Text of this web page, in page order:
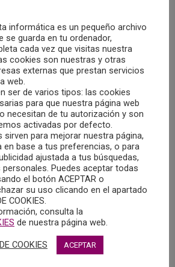
EN MADRID
de la Asociación Centro
de un/una psicólogo/a en
informática es un pequeño archivo
se guarda en tu ordenador,
cada vez que visitas nuestra
cookies son nuestras y otras
externas que prestan servicios
web.
ser de varios tipos: las cookies
para que nuestra página web
necesitan de tu autorización y son
activadas por defecto.
sirven para mejorar nuestra página,
en base a tus preferencias, o para
ajustada a tus búsquedas,
Puedes aceptar todas
el botón ACEPTAR o
su uso clicando en el apartado
COOKIES.
consulta la
de nuestra página web.
COOKIES ACEPTAR